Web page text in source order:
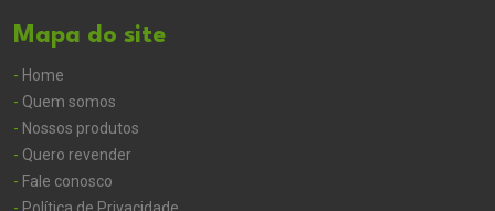
Mapa do site
- Home
- Quem somos
- Nossos produtos
- Quero revender
- Fale conosco